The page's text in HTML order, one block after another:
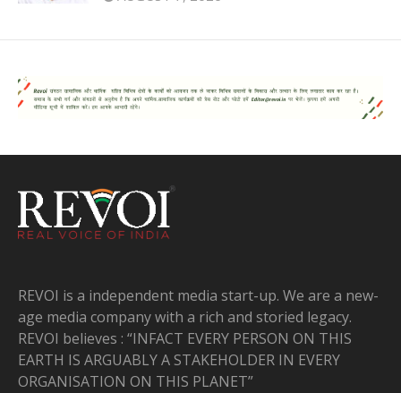
REVOI is a independent media start-up. We are a new-
age media company with a rich and storied legacy.
REVOI believes : “INFACT EVERY PERSON ON THIS
EARTH IS ARGUABLY A STAKEHOLDER IN EVERY
ORGANISATION ON THIS PLANET”